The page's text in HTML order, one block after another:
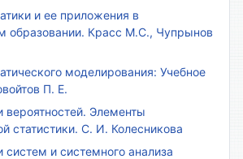
и ее приложения в
образовании. Красс М.С., Чупрынов
моделирования: Учебное
П. Е.
Элементы
статистики. С. И. Колесникова
и системного анализа